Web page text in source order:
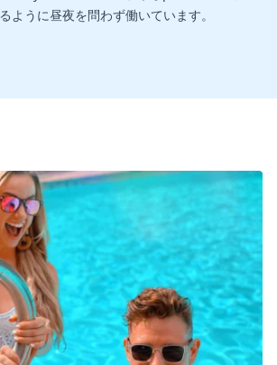
ように昼夜を問わず働いています。